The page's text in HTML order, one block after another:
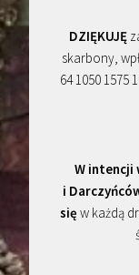
DZIĘKUJĘ
skarbony,
64 1050 1575
W intencji
i
się w każdą